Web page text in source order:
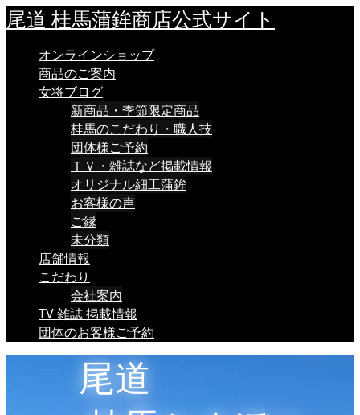
尾道 桂馬蒲鉾商店公式サイト
オンラインショップ
商品のご案内
女将ブログ
新商品・季節限定商品
桂馬のこだわり・職人技
団体様ご予約
ＴＶ・雑誌など掲載情報
オリジナル細工蒲鉾
お客様の声
ご縁
未分類
店舗情報
こだわり
会社案内
TV 雑誌 掲載情報
団体のお客様ご予約
尾道